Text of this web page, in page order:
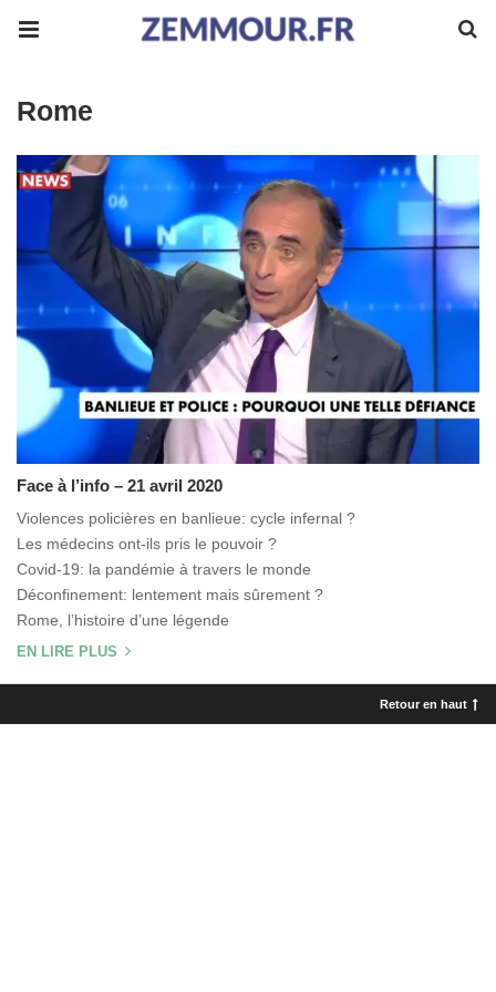
Rome
Face à l’info – 21 avril 2020
Violences policières en banlieue: cycle infernal ?
Les médecins ont-ils pris le pouvoir ?
Covid-19: la pandémie à travers le monde
Déconfinement: lentement mais sûrement ?
Rome, l’histoire d’une légende
EN LIRE PLUS
Retour en haut